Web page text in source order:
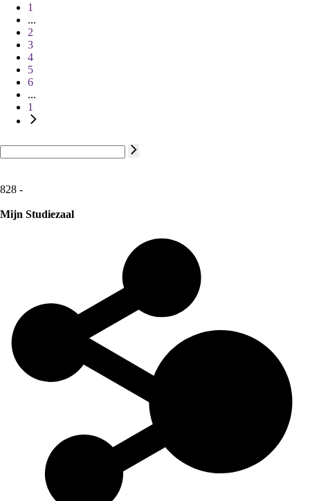
1
...
2
3
4
5
6
...
1
828 -
Mijn Studiezaal